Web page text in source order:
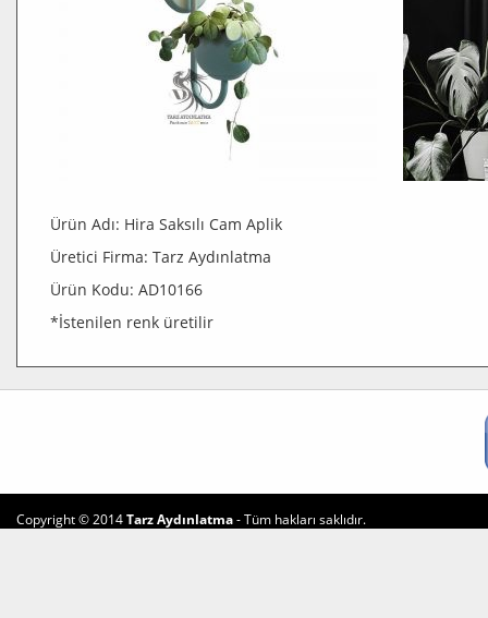
Ürün Adı: Hira Saksılı Cam Aplik
Üretici Firma: Tarz Aydınlatma
Ürün Kodu: AD10166
*İstenilen renk üretilir
Copyright © 2014Tarz Aydınlatma- Tüm hakları saklıdır.